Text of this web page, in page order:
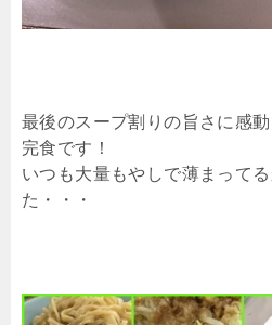
最後のスープ割りの旨さに感
完食です！
いつも大量もやしで薄まって
た・・・